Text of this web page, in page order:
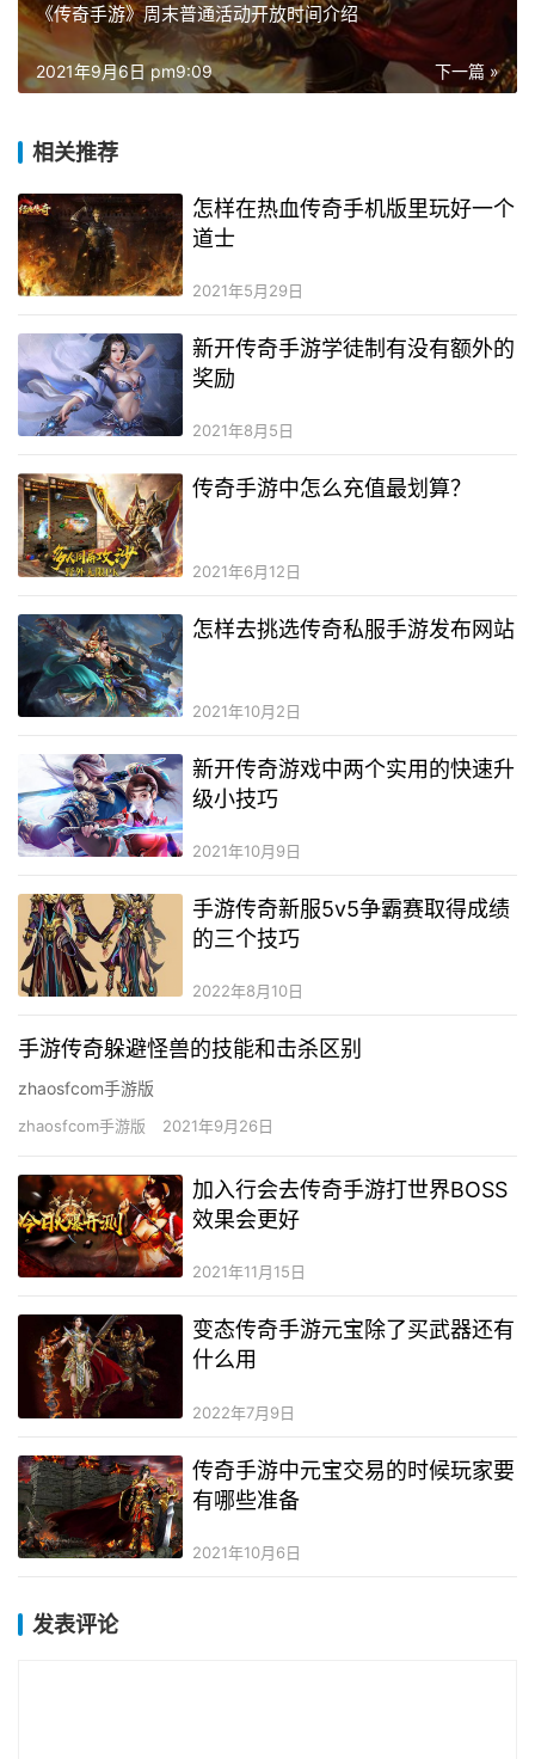
《传奇手游》周末普通活动开放时间介绍
下一篇 »
2021年9月6日 pm9:09
相关推荐
怎样在热血传奇手机版里玩好一个
道士
2021年5月29日
新开传奇手游学徒制有没有额外的
奖励
2021年8月5日
传奇手游中怎么充值最划算？
2021年6月12日
怎样去挑选传奇私服手游发布网站
2021年10月2日
新开传奇游戏中两个实用的快速升
级小技巧
2021年10月9日
手游传奇新服5v5争霸赛取得成绩
的三个技巧
2022年8月10日
手游传奇躲避怪兽的技能和击杀区别
zhaosfcom手游版
zhaosfcom手游版 2021年9月26日
加入行会去传奇手游打世界BOSS
效果会更好
2021年11月15日
变态传奇手游元宝除了买武器还有
什么用
2022年7月9日
传奇手游中元宝交易的时候玩家要
有哪些准备
2021年10月6日
发表评论